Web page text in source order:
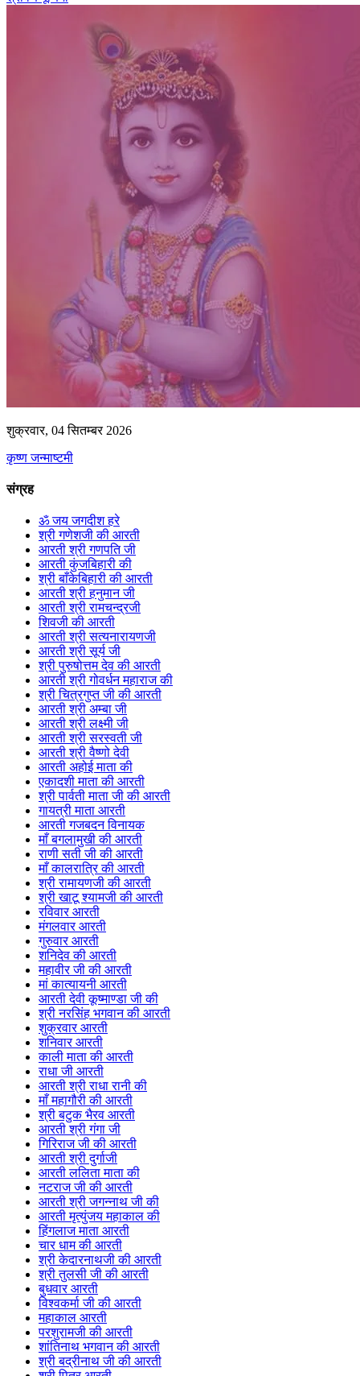
शुक्रवार, 04 सितम्बर 2026
कृष्ण जन्माष्टमी
संग्रह
ॐ जय जगदीश हरे
श्री गणेशजी की आरती
आरती श्री गणपति जी
आरती कुंजबिहारी की
श्री बाँकेबिहारी की आरती
आरती श्री हनुमान जी
आरती श्री रामचन्द्रजी
शिवजी की आरती
आरती श्री सत्यनारायणजी
आरती श्री सूर्य जी
श्री पुरुषोत्तम देव की आरती
आरती श्री गोवर्धन महाराज की
श्री चित्रगुप्त जी की आरती
आरती श्री अम्बा जी
आरती श्री लक्ष्मी जी
आरती श्री सरस्वती जी
आरती श्री वैष्णो देवी
आरती अहोई माता की
एकादशी माता की आरती
श्री पार्वती माता जी की आरती
गायत्री माता आरती
आरती गजबदन विनायक
माँ बगलामुखी की आरती
राणी सती जी की आरती
माँ कालरात्रि की आरती
श्री रामायणजी की आरती
श्री खाटू श्यामजी की आरती
रविवार आरती
मंगलवार आरती
गुरुवार आरती
शनिदेव की आरती
महावीर जी की आरती
मां कात्यायनी आरती
आरती देवी कूष्माण्डा जी की
श्री नरसिंह भगवान की आरती
शुक्रवार आरती
शनिवार आरती
काली माता की आरती
राधा जी आरती
आरती श्री राधा रानी की
माँ महागौरी की आरती
श्री बटुक भैरव आरती
आरती श्री गंगा जी
गिरिराज जी की आरती
आरती श्री दुर्गाजी
आरती ललिता माता की
नटराज जी की आरती
आरती श्री जगन्नाथ जी की
आरती मृत्युंजय महाकाल की
हिंगलाज माता आरती
चार धाम की आरती
श्री केदारनाथजी की आरती
श्री तुलसी जी की आरती
बुधवार आरती
विश्वकर्मा जी की आरती
महाकाल आरती
परशुरामजी की आरती
शांतिनाथ भगवान की आरती
श्री बद्रीनाथ जी की आरती